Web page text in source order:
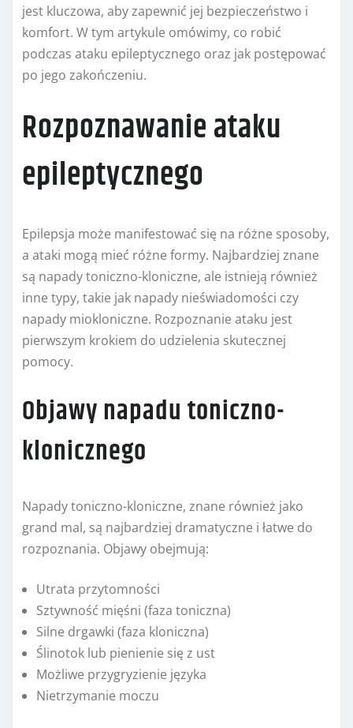
jest kluczowa, aby zapewnić jej bezpieczeństwo i
komfort. W tym artykule omówimy, co robić
podczas ataku epileptycznego oraz jak postępować
po jego zakończeniu.
Rozpoznawanie ataku
epileptycznego
Epilepsja może manifestować się na różne sposoby,
a ataki mogą mieć różne formy. Najbardziej znane
są napady toniczno-kloniczne, ale istnieją również
inne typy, takie jak napady nieświadomości czy
napady miokloniczne. Rozpoznanie ataku jest
pierwszym krokiem do udzielenia skutecznej
pomocy.
Objawy napadu toniczno-
klonicznego
Napady toniczno-kloniczne, znane również jako
grand mal, są najbardziej dramatyczne i łatwe do
rozpoznania. Objawy obejmują:
Utrata przytomności
Sztywność mięśni (faza toniczna)
Silne drgawki (faza kloniczna)
Ślinotok lub pienienie się z ust
Możliwe przygryzienie języka
Nietrzymanie moczu